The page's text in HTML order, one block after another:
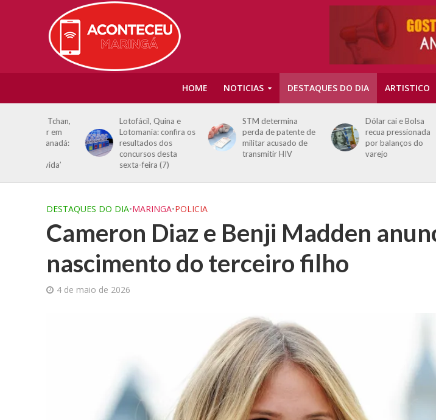
HOME NOTICIAS DESTAQUES DO DIA ARTISTICO
Lotofácil, Quina e
Lotomania: confira os
resultados dos
concursos desta
sexta-feira (7)
STM determina
perda de patente de
militar acusado de
transmitir HIV
Dólar cai e Bolsa
recua pressionada
por balanços do
varejo
DESTAQUES DO DIA•MARINGA•POLICIA
Cameron Diaz e Benji Madden
nascimento do terceiro filho
4 de maio de 2026